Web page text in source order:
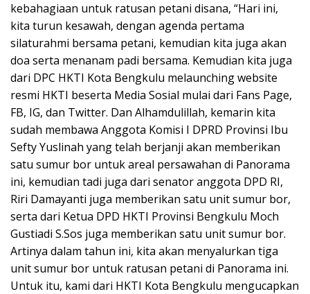
kebahagiaan untuk ratusan petani disana, “Hari ini,
kita turun kesawah, dengan agenda pertama
silaturahmi bersama petani, kemudian kita juga akan
doa serta menanam padi bersama. Kemudian kita juga
dari DPC HKTI Kota Bengkulu melaunching website
resmi HKTI beserta Media Sosial mulai dari Fans Page,
FB, IG, dan Twitter. Dan Alhamdulillah, kemarin kita
sudah membawa Anggota Komisi I DPRD Provinsi Ibu
Sefty Yuslinah yang telah berjanji akan memberikan
satu sumur bor untuk areal persawahan di Panorama
ini, kemudian tadi juga dari senator anggota DPD RI,
Riri Damayanti juga memberikan satu unit sumur bor,
serta dari Ketua DPD HKTI Provinsi Bengkulu Moch
Gustiadi S.Sos juga memberikan satu unit sumur bor.
Artinya dalam tahun ini, kita akan menyalurkan tiga
unit sumur bor untuk ratusan petani di Panorama ini.
Untuk itu, kami dari HKTI Kota Bengkulu mengucapkan